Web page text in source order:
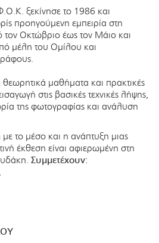
ξεκίνησε το 1986 και
προηγούμενη εμπειρία στη
Οκτώβριο έως τον Μάιο και
μέλη του Ομίλου και
μαθήματα και πρακτικές
στις βασικές τεχνικές λήψης,
της φωτογραφίας και ανάλυση
με το μέσο και η ανάπτυξη μιας
έκθεση είναι αφιερωμένη στη
Συμμετέχουν: